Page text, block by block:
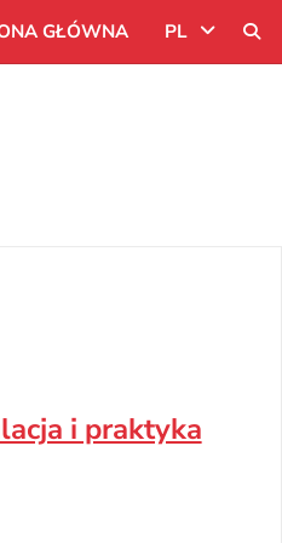
GŁÓWNA PL
i praktyka